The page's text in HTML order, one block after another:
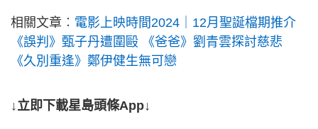
相關文章︰ 電影上映時間2024｜12月聖誕檔期推介
《誤判》甄子丹遭圍毆 《爸爸》劉青雲探討慈悲
《久別重逢》鄭伊健生無可戀
↓立即下載星島頭條App↓